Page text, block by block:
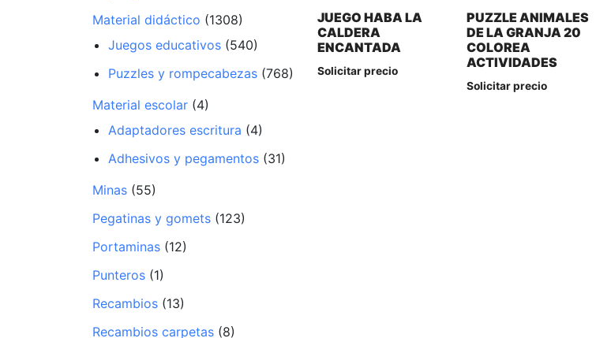
Material didáctico (1308)
Juegos educativos (540)
Puzzles y rompecabezas (768)
Material escolar (4)
Adaptadores escritura (4)
Adhesivos y pegamentos (31)
Minas (55)
Pegatinas y gomets (123)
Portaminas (12)
Punteros (1)
Recambios (13)
Recambios carpetas (8)
JUEGO HABA LA
CALDERA
ENCANTADA
Solicitar precio
PUZZLE ANIMALES
DE LA GRANJA 20
COLOREA
ACTIVIDADES
Solicitar precio